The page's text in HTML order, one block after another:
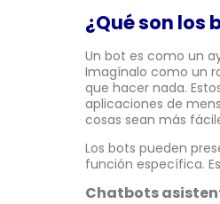
¿Qué son los
Un bot es como un
Imagínalo como un
que hacer nada.
aplicaciones de
cosas sean más
Los bots pueden
función específica.
Chatbots